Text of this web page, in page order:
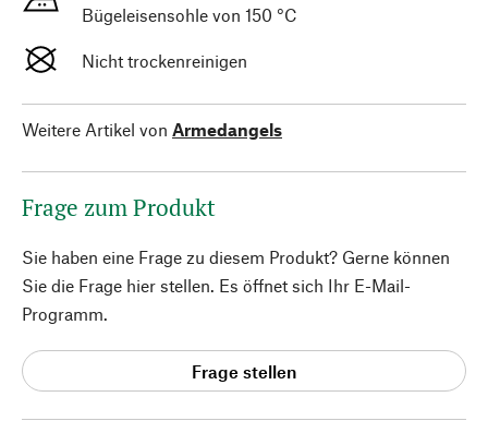
Bügeleisensohle von 150 °C
Nicht trockenreinigen
Weitere Artikel von Armedangels
Frage zum Produkt
Sie haben eine Frage zu diesem Produkt? Gerne können
Sie die Frage hier stellen. Es öffnet sich Ihr E-Mail-
Programm.
Frage stellen